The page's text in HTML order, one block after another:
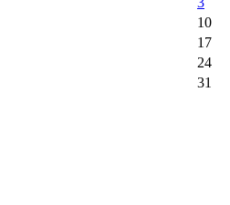
10
17
24
31